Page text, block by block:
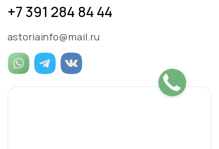
+7 391 284 84 44
astoriainfo@mail.ru